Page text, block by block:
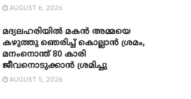
AUGUST 6, 2026
മദ്യലഹരിയിൽ മകൻ അമ്മയെ
കഴുത്തു ഞെരിച്ച് കൊല്ലാൻ ശ്രമം,
മനംനൊന്ത് 80 കാരി
ജീവനൊടുക്കാൻ ശ്രമിച്ചു
AUGUST 5, 2026